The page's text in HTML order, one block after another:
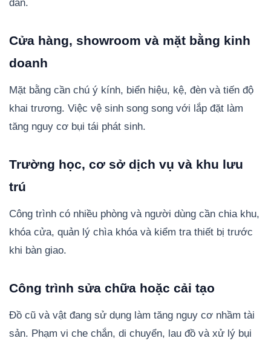
dẫn.
Cửa hàng, showroom và mặt bằng kinh
doanh
Mặt bằng cần chú ý kính, biển hiệu, kệ, đèn và tiến độ
khai trương. Việc vệ sinh song song với lắp đặt làm
tăng nguy cơ bụi tái phát sinh.
Trường học, cơ sở dịch vụ và khu lưu
trú
Công trình có nhiều phòng và người dùng cần chia khu,
khóa cửa, quản lý chìa khóa và kiểm tra thiết bị trước
khi bàn giao.
Công trình sửa chữa hoặc cải tạo
Đồ cũ và vật đang sử dụng làm tăng nguy cơ nhầm tài
sản. Phạm vi che chắn, di chuyển, lau đồ và xử lý bụi